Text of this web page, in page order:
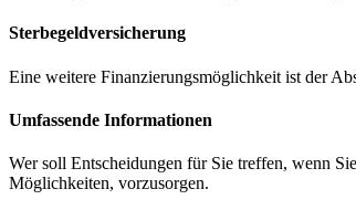
Sterbegeldversicherung
Eine weitere Finanzierungsmöglichkeit ist der
Umfassende Informationen
Wer soll Entscheidungen für Sie treffen, wenn
Möglichkeiten, vorzusorgen.